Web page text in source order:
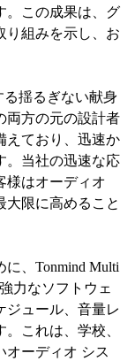
。この成果は、グ
り組みを示し、お
る揺るぎない献身
両方の元の設計者
えており、迅速か
。当社の迅速な応
様はオーディオ
大限に高めること
、Tonmind Multi
力なソフトウェ
ジュール、音量レ
これは、学校、
オーディオ シス